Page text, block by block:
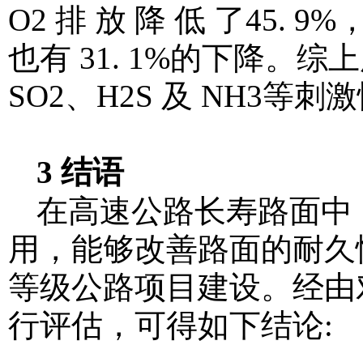
O2 排 放 降 低 了45. 9%
也有 31. 1%的下降。综
SO2、H2S 及 NH3等刺
3 结语
在高速公路长寿路面
用，能够改善路面的耐
等级公路项目建设。经
行评估，可得如下结论: